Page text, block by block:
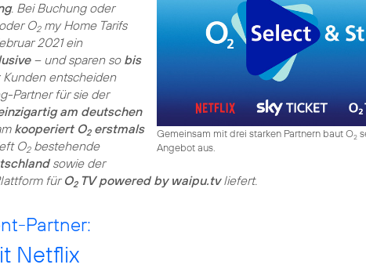
Gemeinsam mit drei starken Partnern baut O2
Angebot aus.
. Bei Buchung oder
O2my Home Tarifs
2021 ein
– und sparen so bis
Kunden entscheiden
Partner für sie der
am deutschen
kooperiert O2erstmals
O2bestehende
sowie der
für O2TV powered by waipu.tvliefert.
Partner:
Netflix